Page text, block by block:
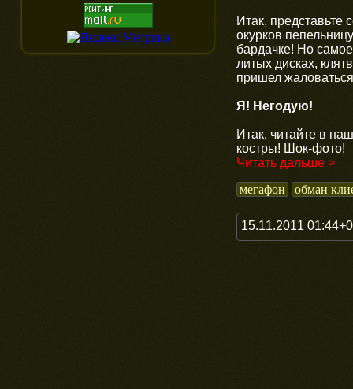
Итак,
окурков
бардачке! Но
литых дисках,
пришел
Я! Негодую!
Итак, читайте в
костры! Шок-фото!
Читать дальше >
мегафон
обман
15.11.2011